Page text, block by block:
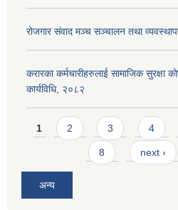
रोजगार संवाद मञ्च सञ्चालन तथा
करारका कर्मचारीहरुलाई सामाजिक सुरक्षा
कार्यविधि, २०८२
Pages
1 2 3 4
8 next ›
अन्य